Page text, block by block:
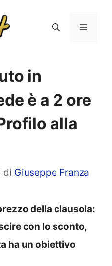
Menu
in
è a 2 ore
alla
di Giuseppe Franza
della clausola:
con lo sconto,
ha un obiettivo